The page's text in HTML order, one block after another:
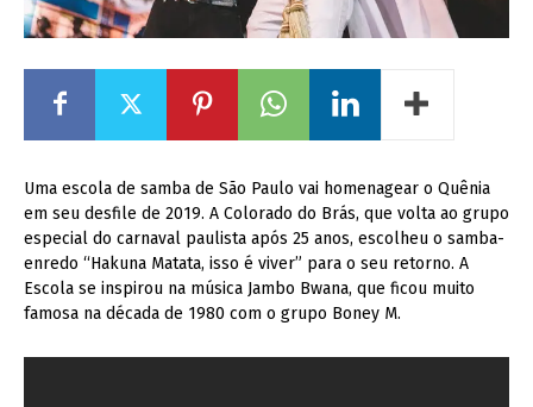
Uma escola de samba de São Paulo vai homenagear o Quênia
em seu desfile de 2019. A Colorado do Brás, que volta ao grupo
especial do carnaval paulista após 25 anos, escolheu o samba-
enredo “Hakuna Matata, isso é viver” para o seu retorno. A
Escola se inspirou na música Jambo Bwana, que ficou muito
famosa na década de 1980 com o grupo Boney M.